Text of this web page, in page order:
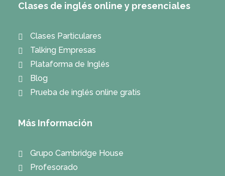
Clases de inglés online y presenciales
Clases Particulares
Talking Empresas
Plataforma de Inglés
Blog
Prueba de inglés online gratis
Más Información
Grupo Cambridge House
Profesorado